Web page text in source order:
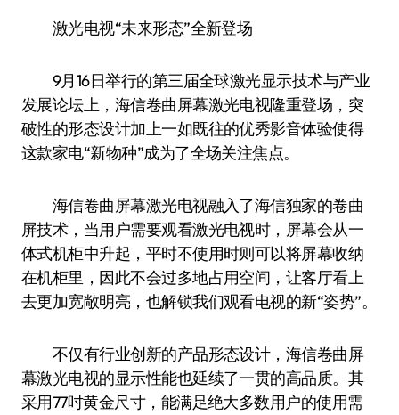
激光电视“未来形态”全新登场
9月16日举行的第三届全球激光显示技术与产业
发展论坛上，海信卷曲屏幕激光电视隆重登场，突
破性的形态设计加上一如既往的优秀影音体验使得
这款家电“新物种”成为了全场关注焦点。
海信卷曲屏幕激光电视融入了海信独家的卷曲
屏技术，当用户需要观看激光电视时，屏幕会从一
体式机柜中升起，平时不使用时则可以将屏幕收纳
在机柜里，因此不会过多地占用空间，让客厅看上
去更加宽敞明亮，也解锁我们观看电视的新“姿势”。
不仅有行业创新的产品形态设计，海信卷曲屏
幕激光电视的显示性能也延续了一贯的高品质。其
采用77吋黄金尺寸，能满足绝大多数用户的使用需